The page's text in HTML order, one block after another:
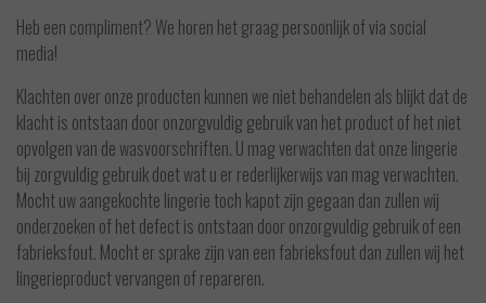
Heb een compliment? We horen het graag persoonlijk of via social
media!
Klachten over onze producten kunnen we niet behandelen als blijkt dat de
klacht is ontstaan door onzorgvuldig gebruik van het product of het niet
opvolgen van de wasvoorschriften. U mag verwachten dat onze lingerie
bij zorgvuldig gebruik doet wat u er rederlijkerwijs van mag verwachten.
Mocht uw aangekochte lingerie toch kapot zijn gegaan dan zullen wij
onderzoeken of het defect is ontstaan door onzorgvuldig gebruik of een
fabrieksfout. Mocht er sprake zijn van een fabrieksfout dan zullen wij het
lingerieproduct vervangen of repareren.